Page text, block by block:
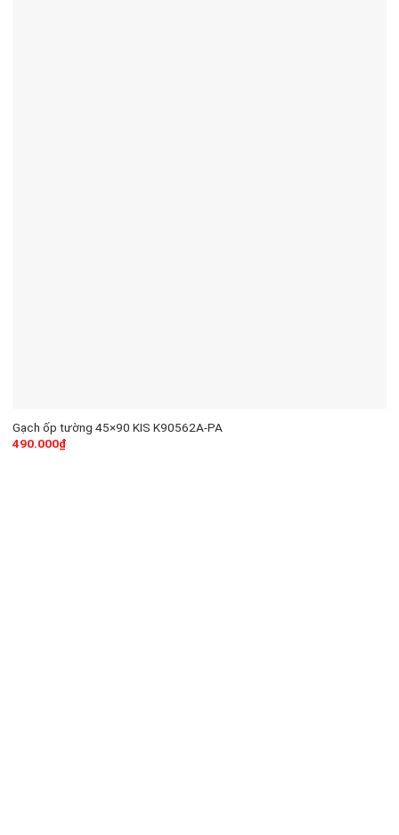
Gạch ốp tường 45×90 KIS K90562A-PA
490.000₫